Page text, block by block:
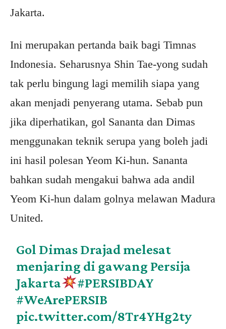
Jakarta.
Ini merupakan pertanda baik bagi Timnas
Indonesia. Seharusnya Shin Tae-yong sudah
tak perlu bingung lagi memilih siapa yang
akan menjadi penyerang utama. Sebab pun
jika diperhatikan, gol Sananta dan Dimas
menggunakan teknik serupa yang boleh jadi
ini hasil polesan Yeom Ki-hun. Sananta
bahkan sudah mengakui bahwa ada andil
Yeom Ki-hun dalam golnya melawan Madura
United.
Gol Dimas Drajad melesat
menjaring di gawang Persija
Jakarta
#PERSIBDAY
#WeArePERSIB
pic.twitter.com/8Tr4YHg2ty